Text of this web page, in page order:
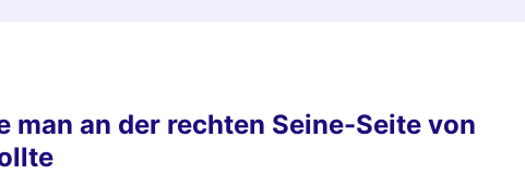
man an der rechten Seine-Seite von